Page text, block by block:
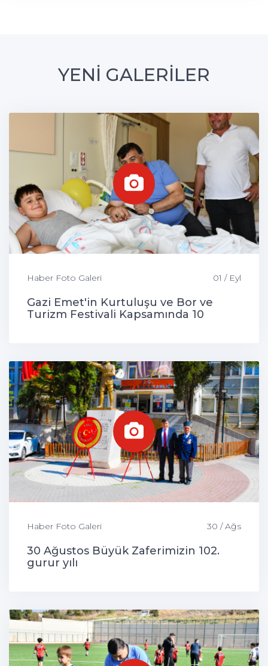
YENİ GALERİLER
Haber Foto Galeri 01 / Eyl
Gazi Emet'in Kurtuluşu ve Bor ve
Turizm Festivali Kapsamında 10
Haber Foto Galeri 30 / Ağs
30 Ağustos Büyük Zaferimizin 102.
gurur yılı